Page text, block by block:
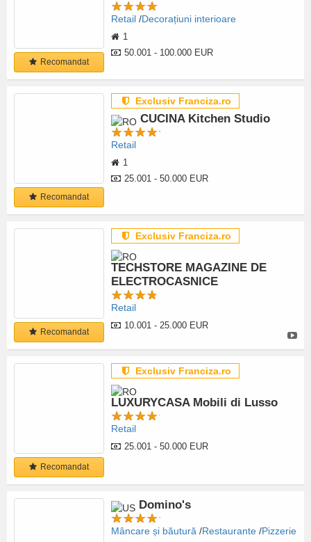
Recomandat
Retail Decorațiuni interioare
1
50.001 - 100.000 EUR
Recomandat
Exclusiv Franciza.ro
CUCINA Kitchen Studio
Retail
1
25.001 - 50.000 EUR
Recomandat
Exclusiv Franciza.ro
TECHSTORE MAGAZINE DE
ELECTROCASNICE
Retail
10.001 - 25.000 EUR
Recomandat
Exclusiv Franciza.ro
LUXURYCASA Mobili di Lusso
Retail
25.001 - 50.000 EUR
Domino's
Mâncare și băutură Restaurante Pizzerie